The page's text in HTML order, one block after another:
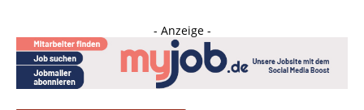
- Anzeige -